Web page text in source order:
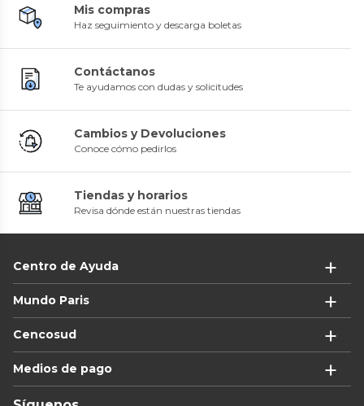
Mis compras
Haz seguimiento y descarga boletas
Contáctanos
Te ayudamos con dudas y solicitudes
Cambios y Devoluciones
Conoce cómo pedirlos
Tiendas y horarios
Revisa dónde están nuestras tiendas
Centro de Ayuda
Mundo Paris
Cencosud
Medios de pago